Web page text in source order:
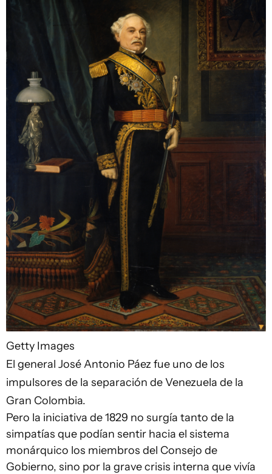
Getty Images
El general José Antonio Páez fue uno de los
impulsores de la separación de Venezuela de la
Gran Colombia.
Pero la iniciativa de 1829 no surgía tanto de la
simpatías que podían sentir hacia el sistema
monárquico los miembros del Consejo de
Gobierno, sino por la grave crisis interna que vivía